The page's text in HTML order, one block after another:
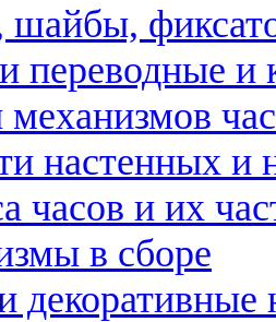
переводные и
механизмов
настенных и
часов и их
в сборе
декоративные